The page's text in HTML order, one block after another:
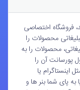
فروشگاه اختصاصی
محصولات را
محصولات را به
پورسانت آن را
اینستاگرام یا
به پای شما بنر ها و